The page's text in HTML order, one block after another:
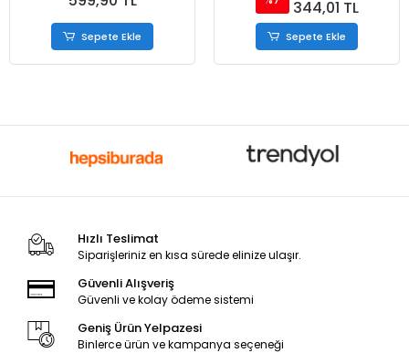
Sepete Ekle
344,01 TL
Sepete Ekle
Hızlı Teslimat
Siparişleriniz en kısa sürede elinize ulaşır.
Güvenli Alışveriş
Güvenli ve kolay ödeme sistemi
Geniş Ürün Yelpazesi
Binlerce ürün ve kampanya seçeneği